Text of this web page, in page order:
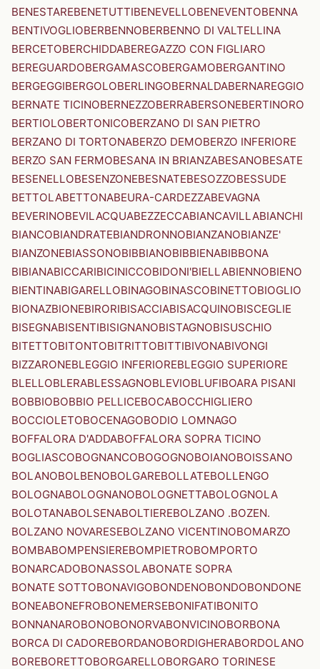
BENESTAREBENETUTTIBENEVELLOBENEVENTOBENNA
BENTIVOGLIOBERBENNOBERBENNO DI VALTELLINA
BERCETOBERCHIDDABEREGAZZO CON FIGLIARO
BEREGUARDOBERGAMASCOBERGAMOBERGANTINO
BERGEGGIBERGOLOBERLINGOBERNALDABERNAREGGIO
BERNATE TICINOBERNEZZOBERRABERSONEBERTINORO
BERTIOLOBERTONICOBERZANO DI SAN PIETRO
BERZANO DI TORTONABERZO DEMOBERZO INFERIORE
BERZO SAN FERMOBESANA IN BRIANZABESANOBESATE
BESENELLOBESENZONEBESNATEBESOZZOBESSUDE
BETTOLABETTONABEURA-CARDEZZABEVAGNA
BEVERINOBEVILACQUABEZZECCABIANCAVILLABIANCHI
BIANCOBIANDRATEBIANDRONNOBIANZANOBIANZE'
BIANZONEBIASSONOBIBBIANOBIBBIENABIBBONA
BIBIANABICCARIBICINICCOBIDONI'BIELLABIENNOBIENO
BIENTINABIGARELLOBINAGOBINASCOBINETTOBIOGLIO
BIONAZBIONEBIRORIBISACCIABISACQUINOBISCEGLIE
BISEGNABISENTIBISIGNANOBISTAGNOBISUSCHIO
BITETTOBITONTOBITRITTOBITTIBIVONABIVONGI
BIZZARONEBLEGGIO INFERIOREBLEGGIO SUPERIORE
BLELLOBLERABLESSAGNOBLEVIOBLUFIBOARA PISANI
BOBBIOBOBBIO PELLICEBOCABOCCHIGLIERO
BOCCIOLETOBOCENAGOBODIO LOMNAGO
BOFFALORA D'ADDABOFFALORA SOPRA TICINO
BOGLIASCOBOGNANCOBOGOGNOBOIANOBOISSANO
BOLANOBOLBENOBOLGAREBOLLATEBOLLENGO
BOLOGNABOLOGNANOBOLOGNETTABOLOGNOLA
BOLOTANABOLSENABOLTIEREBOLZANO .BOZEN.
BOLZANO NOVARESEBOLZANO VICENTINOBOMARZO
BOMBABOMPENSIEREBOMPIETROBOMPORTO
BONARCADOBONASSOLABONATE SOPRA
BONATE SOTTOBONAVIGOBONDENOBONDOBONDONE
BONEABONEFROBONEMERSEBONIFATIBONITO
BONNANAROBONOBONORVABONVICINOBORBONA
BORCA DI CADOREBORDANOBORDIGHERABORDOLANO
BOREBORETTOBORGARELLOBORGARO TORINESE